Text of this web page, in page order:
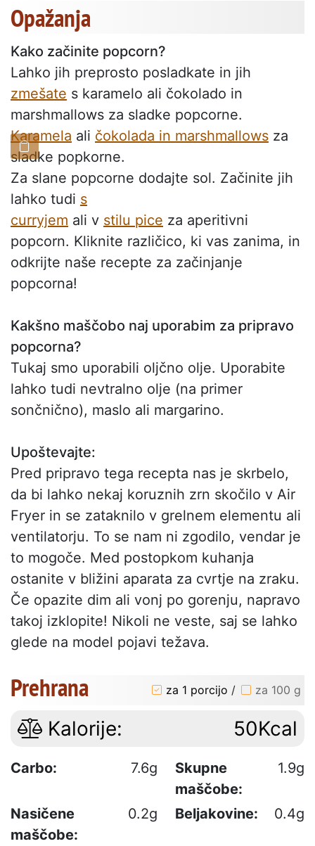
Opažanja
Kako začinite popcorn?
Lahko jih preprosto posladkate in jih
zmešate s karamelo ali čokolado in
marshmallows za sladke popcorne.
Karamela ali čokolada in marshmallows za
sladke popkorne.
Za slane popcorne dodajte sol. Začinite jih
lahko tudi s
curryjem ali v stilu pice za aperitivni
popcorn. Kliknite različico, ki vas zanima, in
odkrijte naše recepte za začinjanje
popcorna!
Kakšno maščobo naj uporabim za pripravo
popcorna?
Tukaj smo uporabili oljčno olje. Uporabite
lahko tudi nevtralno olje (na primer
sončnično), maslo ali margarino.
Upoštevajte:
Pred pripravo tega recepta nas je skrbelo,
da bi lahko nekaj koruznih zrn skočilo v Air
Fryer in se zataknilo v grelnem elementu ali
ventilatorju. To se nam ni zgodilo, vendar je
to mogoče. Med postopkom kuhanja
ostanite v bližini aparata za cvrtje na zraku.
Če opazite dim ali vonj po gorenju, napravo
takoj izklopite! Nikoli ne veste, saj se lahko
glede na model pojavi težava.
Prehrana za 1 porcijo / za 100 g
Kalorije: 50Kcal
Carbo: 7.6g
Skupne
maščobe:
1.9g
Nasičene
maščobe:
0.2g Beljakovine: 0.4g